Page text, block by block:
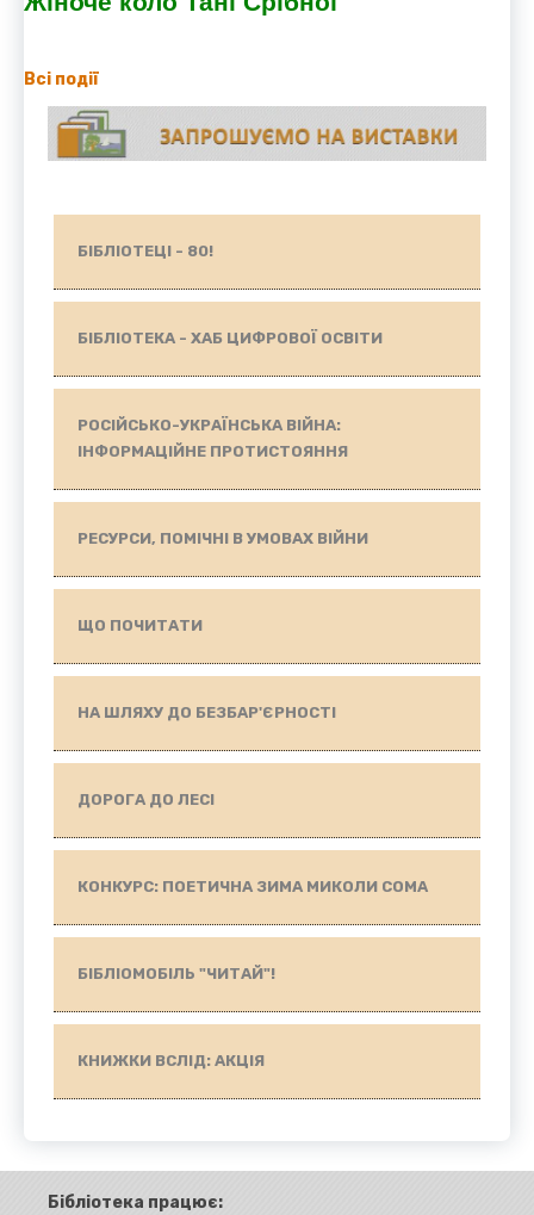
Всі події
БІБЛІОТЕЦІ - 80!
БІБЛІОТЕКА - ХАБ ЦИФРОВОЇ ОСВІТИ
РОСІЙСЬКО-УКРАЇНСЬКА ВІЙНА:
ІНФОРМАЦІЙНЕ ПРОТИСТОЯННЯ
РЕСУРСИ, ПОМІЧНІ В УМОВАХ ВІЙНИ
ЩО ПОЧИТАТИ
НА ШЛЯХУ ДО БЕЗБАР'ЄРНОСТІ
ДОРОГА ДО ЛЕСІ
КОНКУРС: ПОЕТИЧНА ЗИМА МИКОЛИ СОМА
БІБЛІОМОБІЛЬ "ЧИТАЙ"!
КНИЖКИ ВСЛІД: АКЦІЯ
Бібліотека працює: